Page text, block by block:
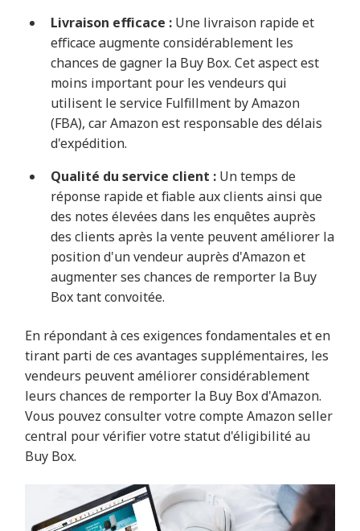
Livraison efficace : Une livraison rapide et
efficace augmente considérablement les
chances de gagner la Buy Box. Cet aspect est
moins important pour les vendeurs qui
utilisent le service Fulfillment by Amazon
(FBA), car Amazon est responsable des délais
d'expédition.
Qualité du service client : Un temps de
réponse rapide et fiable aux clients ainsi que
des notes élevées dans les enquêtes auprès
des clients après la vente peuvent améliorer la
position d'un vendeur auprès d'Amazon et
augmenter ses chances de remporter la Buy
Box tant convoitée.
En répondant à ces exigences fondamentales et en
tirant parti de ces avantages supplémentaires, les
vendeurs peuvent améliorer considérablement
leurs chances de remporter la Buy Box d'Amazon.
Vous pouvez consulter votre compte Amazon seller
central pour vérifier votre statut d'éligibilité au
Buy Box.